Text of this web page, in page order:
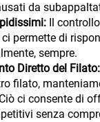
da
Il
permette di
sempre.
Diretto del Filato:
filato,
ci consente di
senza